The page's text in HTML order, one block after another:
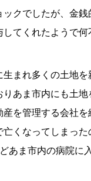
ックでしたが、金
してくれたようで
まれ多くの土地を
あま市内にも土地
産を管理する会社を
亡くなってしまっ
あま市内の病院に